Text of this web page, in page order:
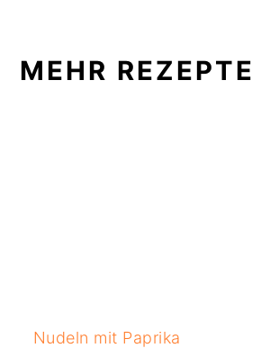
MEHR REZEPTE
Nudeln mit Paprika